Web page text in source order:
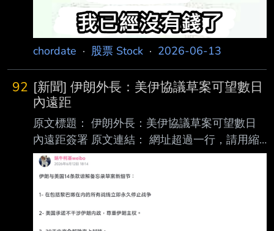
chordate · 股票 Stock · 2026-06-13
92 [新聞] 伊朗外長：美伊協議草案可望數日
內遠距
原文標題： 伊朗外長：美伊協議草案可望數日
內遠距簽署 原文連結： 網址超過一行，請用縮
網址，連結不能點擊者板規 1-2-2 處分。
https://www.cna.com.tw/news/aopl/20260613
0015.aspx 發布時間： 請勿張貼超過3天新聞